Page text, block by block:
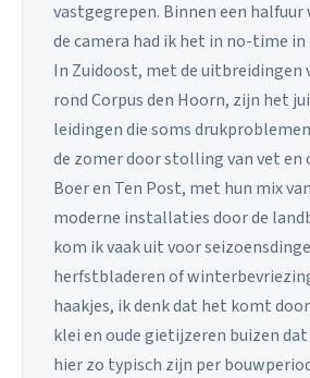
vastgegrepen. Binnen een halfuur
de camera had ik het in no-time
In Zuidoost, met de uitbreidingen
rond Corpus den Hoorn, zijn het
leidingen die soms
de zomer door stolling van vet en
Boer en Ten Post, met hun mix
moderne installaties door de
kom ik vaak uit voor
herfstbladeren of
haakjes, ik denk dat het komt
klei en oude gietijzeren buizen
hier zo typisch zijn per